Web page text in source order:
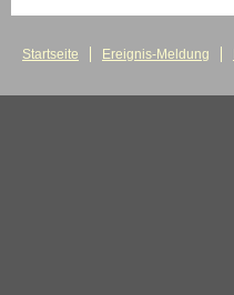
Startseite Ereignis-Meldung